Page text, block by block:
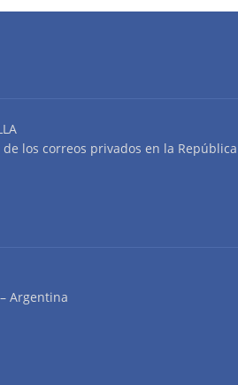
los correos privados en la
Argentina